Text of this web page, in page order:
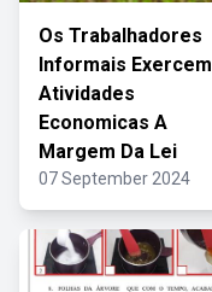
Os Trabalhadores
Informais Exercem
Atividades
Economicas A
Margem Da Lei
07 September 2024